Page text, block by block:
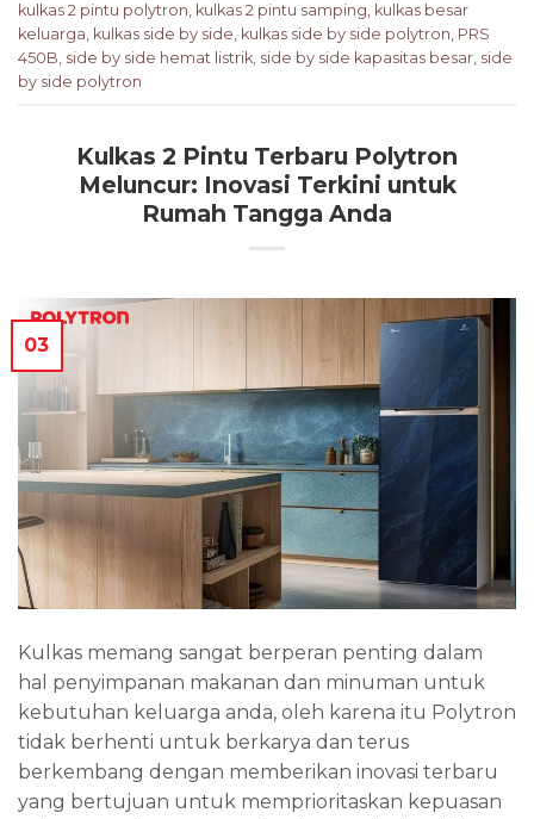
kulkas 2 pintu polytron, kulkas 2 pintu samping, kulkas besar
keluarga, kulkas side by side, kulkas side by side polytron, PRS
450B, side by side hemat listrik, side by side kapasitas besar, side
by side polytron
Kulkas 2 Pintu Terbaru Polytron
Meluncur: Inovasi Terkini untuk
Rumah Tangga Anda
03
Kulkas memang sangat berperan penting dalam
hal penyimpanan makanan dan minuman untuk
kebutuhan keluarga anda, oleh karena itu Polytron
tidak berhenti untuk berkarya dan terus
berkembang dengan memberikan inovasi terbaru
yang bertujuan untuk memprioritaskan kepuasan